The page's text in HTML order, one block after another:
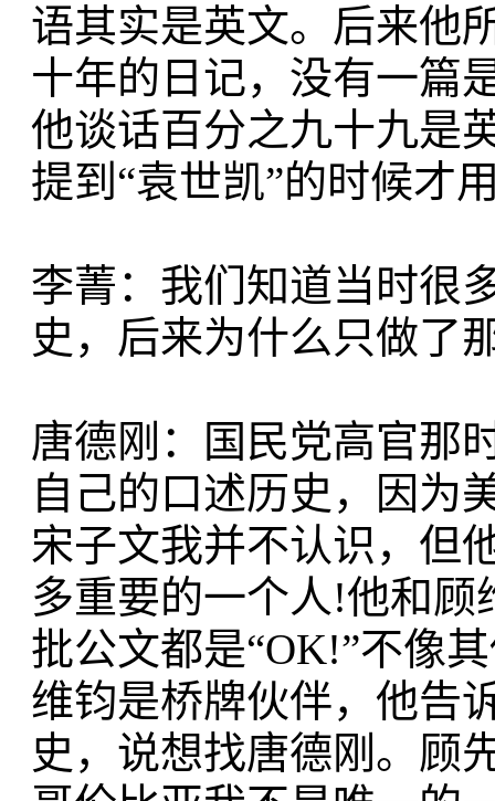
语其实是英文。后来他
十年的日记，没有一篇
他谈话百分之九十九是
提到“袁世凯”的时候才
李菁：我们知道当时很
史，后来为什么只做了
唐德刚：国民党高官那
自己的口述历史，因为
宋子文我并不认识，但
多重要的一个人!他和
批公文都是“OK!”不像
维钧是桥牌伙伴，他告
史，说想找唐德刚。顾